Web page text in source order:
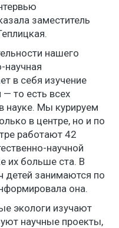
заместитель
нашего
научная
в себя изучение
— то есть всех
науке. Мы курируем
в центре, но и по
работают 42
научной
их больше ста. В
детей занимаются по
она.
экологи изучают
научные проекты,